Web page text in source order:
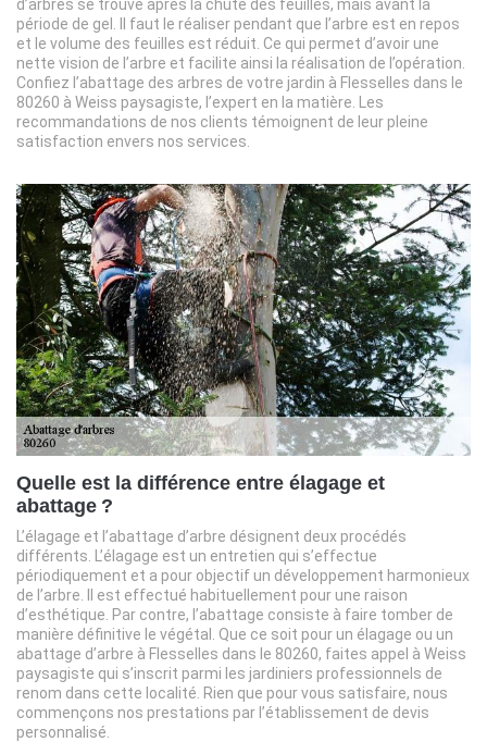
d’arbres se trouve après la chute des feuilles, mais avant la
période de gel. Il faut le réaliser pendant que l’arbre est en repos
et le volume des feuilles est réduit. Ce qui permet d’avoir une
nette vision de l’arbre et facilite ainsi la réalisation de l’opération.
Confiez l’abattage des arbres de votre jardin à Flesselles dans le
80260 à Weiss paysagiste, l’expert en la matière. Les
recommandations de nos clients témoignent de leur pleine
satisfaction envers nos services.
Quelle est la différence entre élagage et
abattage ?
L’élagage et l’abattage d’arbre désignent deux procédés
différents. L’élagage est un entretien qui s’effectue
périodiquement et a pour objectif un développement harmonieux
de l’arbre. Il est effectué habituellement pour une raison
d’esthétique. Par contre, l’abattage consiste à faire tomber de
manière définitive le végétal. Que ce soit pour un élagage ou un
abattage d’arbre à Flesselles dans le 80260, faites appel à Weiss
paysagiste qui s’inscrit parmi les jardiniers professionnels de
renom dans cette localité. Rien que pour vous satisfaire, nous
commençons nos prestations par l’établissement de devis
personnalisé.